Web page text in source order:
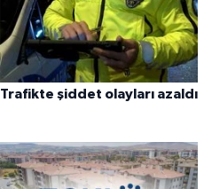
Trafikte şiddet olayları azaldı